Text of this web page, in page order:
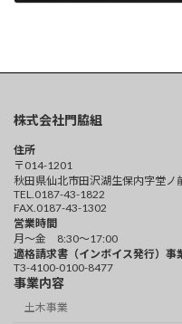
株式会社門脇組
住所
〒014-1201
秋田県仙北市田沢湖生保内字堂ノ
TEL.0187-43-1822
FAX.0187-43-1302
営業時間
月～金 8:30～17:00
適格請求書（インボイス発行）事
T3-4100-0100-8477
事業内容
土木事業